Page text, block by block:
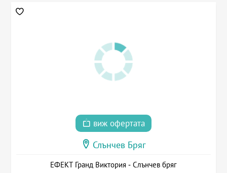
виж офертата
Слънчев Бряг
ЕФЕКТ Гранд Виктория - Слънчев бряг